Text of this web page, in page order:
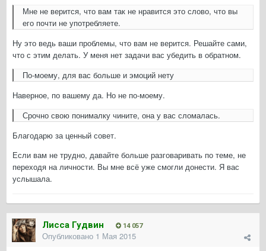
Мне не верится, что вам так не нравится это слово, что вы
его почти не употребляете.
Ну это ведь ваши проблемы, что вам не верится. Решайте сами,
что с этим делать. У меня нет задачи вас убедить в обратном.
По-моему, для вас больше и эмоций нету
Наверное, по вашему да. Но не по-моему.
Срочно свою понималку чините, она у вас сломалась.
Благодарю за ценный совет.
Если вам не трудно, давайте больше разговаривать по теме, не
переходя на личности. Вы мне всё уже смогли донести. Я вас
услышала.
Лисса Гудвин 14 057
Опубликовано 1 Мая 2015